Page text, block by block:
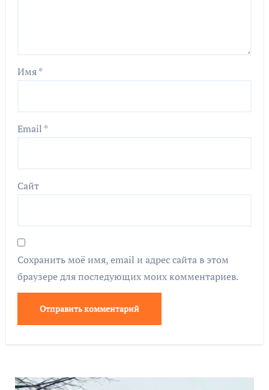
Имя*
Email *
Сайт
Сохранить моё имя, email и адрес сайта в этом
браузере для последующих моих комментариев.